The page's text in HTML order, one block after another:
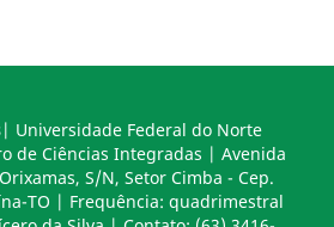
| Universidade Federal do Norte
de Ciências Integradas | Avenida
S/N, Setor Cimba - Cep.
TO | Frequência: quadrimestral